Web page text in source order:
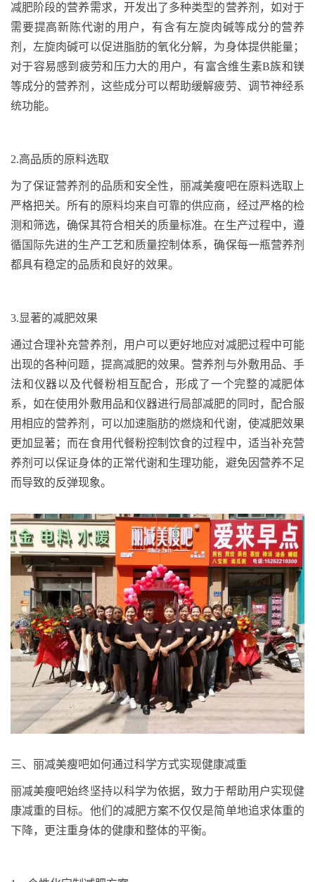
减肥阶段的营养需求，开发出了多种类型的营养剂，如对于
需要提高新陈代谢的用户，有含有左旋肉碱等成分的营养
剂，左旋肉碱可以促进脂肪的氧化分解，为身体提供能量；
对于容易感到疲劳和压力大的用户，有富含维生素B族和镁
等成分的营养剂，这些成分可以帮助缓解疲劳、调节神经系
统功能。
2.高品质的原料选取
为了保证营养剂的品质和安全性，丽减美瘦吧在原料选取上
严格把关。所有的原料均来自可靠的供应商，经过严格的检
测和筛选，确保其符合相关的质量标准。在生产过程中，遵
循国际先进的生产工艺和质量控制体系，确保每一瓶营养剂
都具有稳定的品质和良好的效果。
3.显著的减肥效果
通过合理补充营养剂，用户可以更好地应对减肥过程中可能
出现的各种问题，提高减肥的效果。营养剂与外敷用品、手
法和仪器以及代餐粉相互配合，形成了一个完整的减肥体
系，如在使用外敷用品和仪器进行局部减肥的同时，配合服
用相应的营养剂，可以加速脂肪的燃烧和代谢，使减肥效果
更加显著；而在食用代餐粉控制饮食的过程中，适当补充营
养剂可以保证身体的正常代谢和生理功能，避免因营养不足
而导致的反弹现象。
三、丽减美瘦吧如何通过科学方式实现健康减重
丽减美瘦吧始终坚持以科学为依据，致力于帮助用户实现健
康减重的目标。他们的减肥方案不仅仅是简单地追求体重的
下降，更注重身体的健康和整体的平衡。